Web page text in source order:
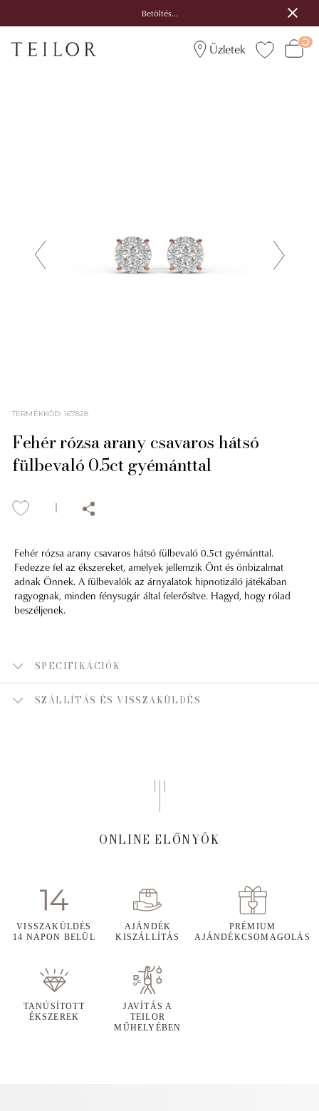
Betöltés...
Üzletek
TERMÉKKÓD:167828
Fehér rózsa arany csavaros hátsó
fülbevaló 0.5ct gyémánttal
Fehér rózsa arany csavaros hátsó fülbevaló 0.5ct gyémánttal.
Fedezze fel az ékszereket, amelyek jellemzik Önt és önbizalmat
adnak Önnek. A fülbevalók az árnyalatok hipnotizáló játékában
ragyognak, minden fénysugár által felerősítve. Hagyd, hogy rólad
beszéljenek.
SPECIFIKÁCIÓK
SZÁLLÍTÁS ÉS VISSZAKÜLDÉS
ONLINE ELŐNYÖK
VISSZAKÜLDÉS
14 NAPON BELÜL
AJÁNDÉK
KISZÁLLÍTÁS
PRÉMIUM
AJÁNDÉKCSOMAGOLÁS
TANÚSÍTOTT
ÉKSZEREK
JAVÍTÁS A
TEILOR
MŰHELYÉBEN